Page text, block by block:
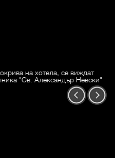
на хотела, се виждат
"Св. Александър Невски"